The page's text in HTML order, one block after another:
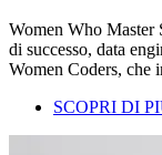
Women Who Master
di successo, data
Women Coders, che
SCOPRI DI